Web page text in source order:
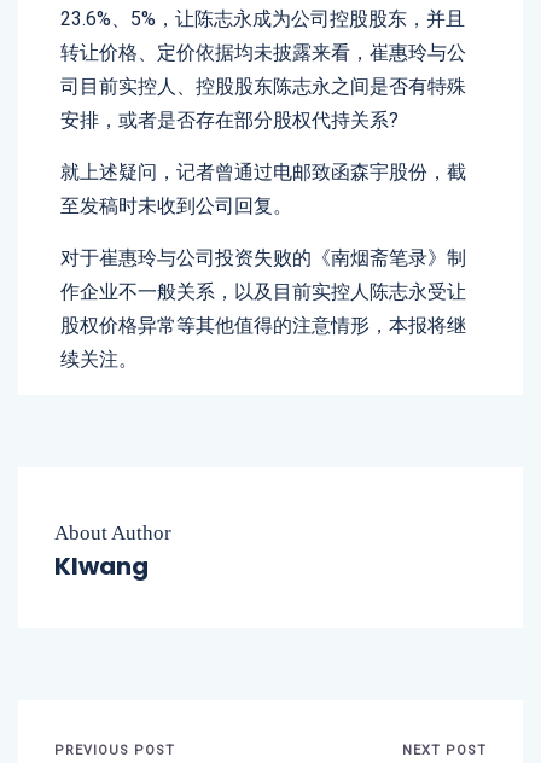
23.6%、5%，让陈志永成为公司控股股东，并且
转让价格、定价依据均未披露来看，崔惠玲与公
司目前实控人、控股股东陈志永之间是否有特殊
安排，或者是否存在部分股权代持关系?
就上述疑问，记者曾通过电邮致函森宇股份，截
至发稿时未收到公司回复。
对于崔惠玲与公司投资失败的《南烟斋笔录》制
作企业不一般关系，以及目前实控人陈志永受让
股权价格异常等其他值得的注意情形，本报将继
续关注。
About Author
Klwang
PREVIOUS POST NEXT POST